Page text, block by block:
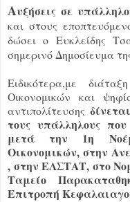
Αυξήσεις σε
και στους
δώσει ο Ευκλείδης
σημερινό Δημοσίευμα
Ειδικότερα,με
Οικονομικών και
αντιπολίτευσης
τους υπάλληλους
μετά την 1η
Οικονομικών, στην
, στην ΕΛΣΤΑΤ, στο
Ταμείο
Επιτροπή